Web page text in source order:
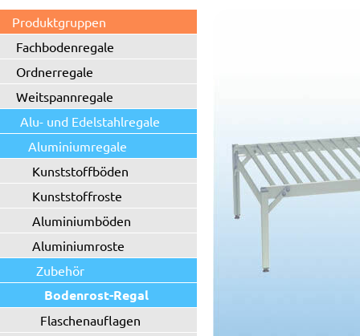
Produktgruppen
Fachbodenregale
Ordnerregale
Weitspannregale
Alu- und Edelstahlregale
Aluminiumregale
Kunststoffböden
Kunststoffroste
Aluminiumböden
Aluminiumroste
Zubehör
Bodenrost-Regal
Flaschenauflagen